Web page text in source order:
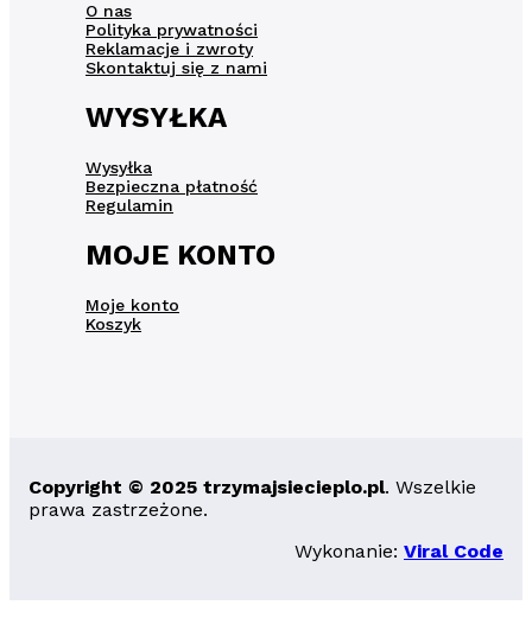
O nas
Polityka prywatności
Reklamacje i zwroty
Skontaktuj się z nami
WYSYŁKA
Wysyłka
Bezpieczna płatność
Regulamin
MOJE KONTO
Moje konto
Koszyk
Copyright © 2025 trzymajsiecieplo.pl. Wszelkie
prawa zastrzeżone.
Wykonanie: Viral Code